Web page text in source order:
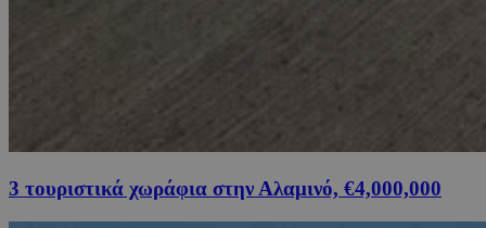
3 τουριστικά χωράφια στην Αλαμινό, €4,000,000